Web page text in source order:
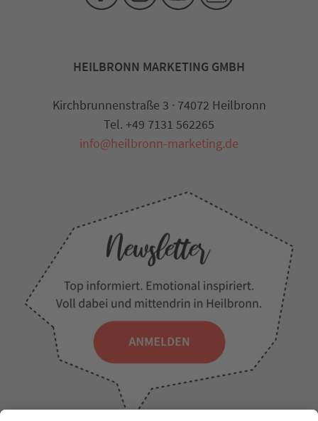
HEILBRONN MARKETING GMBH
Kirchbrunnenstraße 3 · 74072 Heilbronn
Tel. +49 7131 562265
info@heilbronn-marketing.de